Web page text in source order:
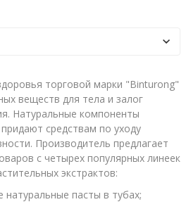
торговой марки "Binturong"
веществ для тела и залог
Натуральные компоненты
средствам по уходу
Производитель предлагает
с четырех популярных линеек
экстрактов:
натуральные пасты в тубах;